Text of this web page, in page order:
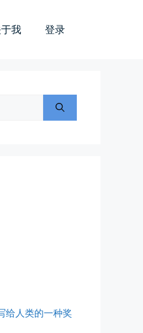
我 登录
给人类的一种奖